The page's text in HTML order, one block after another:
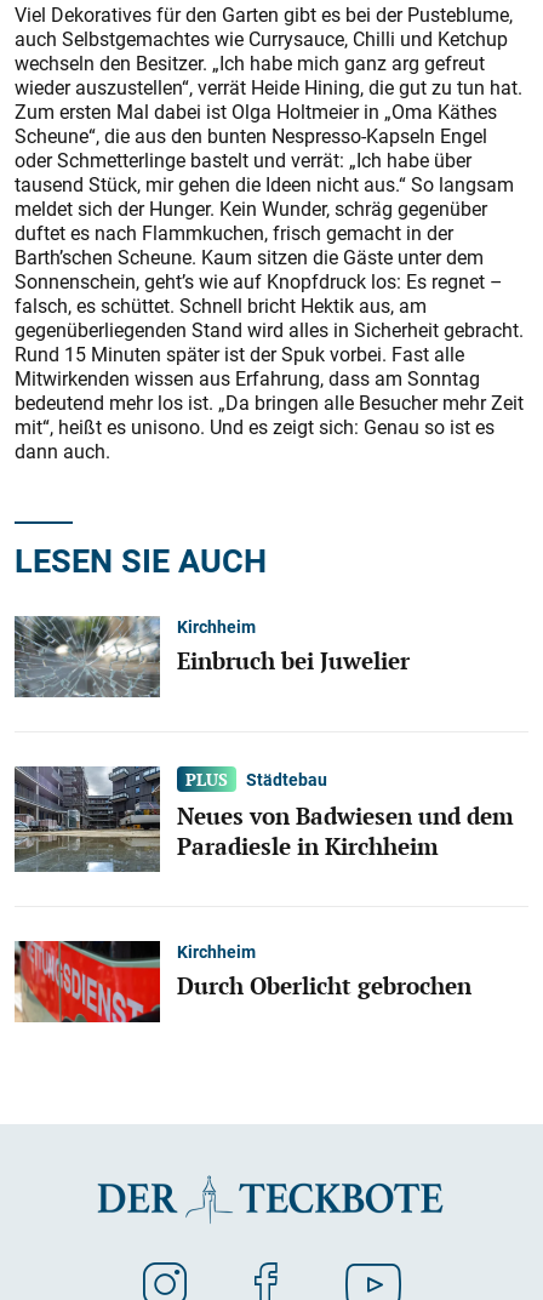
Viel Dekoratives für den Garten gibt es bei der Pusteblume,
auch Selbstgemachtes wie Currysauce, Chilli und Ketchup
wechseln den Besitzer. „Ich habe mich ganz arg gefreut
wieder auszustellen“, verrät Heide Hining, die gut zu tun hat.
Zum ersten Mal dabei ist Olga Holtmeier in „Oma Käthes
Scheune“, die aus den bunten Nespresso-Kapseln Engel
oder Schmetterlinge bastelt und verrät: „Ich habe über
tausend Stück, mir gehen die Ideen nicht aus.“ So langsam
meldet sich der Hunger. Kein Wunder, schräg gegenüber
duftet es nach Flammkuchen, frisch gemacht in der
Barth’schen Scheune. Kaum sitzen die Gäste unter dem
Sonnenschein, geht’s wie auf Knopfdruck los: Es regnet –
falsch, es schüttet. Schnell bricht Hektik aus, am
gegenüberliegenden Stand wird alles in Sicherheit gebracht.
Rund 15 Minuten später ist der Spuk vorbei. Fast alle
Mitwirkenden wissen aus Erfahrung, dass am Sonntag
bedeutend mehr los ist. „Da bringen alle Besucher mehr Zeit
mit“, heißt es unisono. Und es zeigt sich: Genau so ist es
dann auch.
LESEN SIE AUCH
Kirchheim
Einbruch bei Juwelier
Städtebau
Neues von Badwiesen und dem
Paradiesle in Kirchheim
Kirchheim
Durch Oberlicht gebrochen